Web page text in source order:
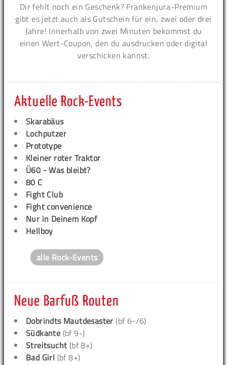
Dir fehlt noch ein Geschenk? Frankenjura-Premium
gibt es jetzt auch als Gutschein für ein, zwei oder drei
Jahre! Innerhalb von zwei Minuten bekommst du
einen Wert-Coupon, den du ausdrucken oder digital
verschicken kannst.
Aktuelle Rock-Events
Skarabäus
Lochputzer
Prototype
Kleiner roter Traktor
Ü60 - Was bleibt?
80 C
Fight Club
Fight convenience
Nur in Deinem Kopf
Hellboy
alle Rock-Events
Neue Barfuß Routen
Dobrindts Mautdesaster (bf 6-/6)
Südkante (bf 9-)
Streitsucht (bf 8+)
Bad Girl (bf 8+)